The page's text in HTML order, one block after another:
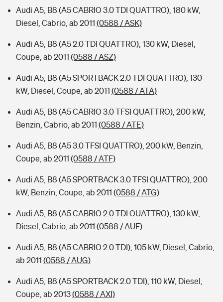
Audi A5, B8 (A5 CABRIO 3.0 TDI QUATTRO), 180 kW,
Diesel, Cabrio, ab 2011 (0588 / ASK)
Audi A5, B8 (A5 2.0 TDI QUATTRO), 130 kW, Diesel,
Coupe, ab 2011 (0588 / ASZ)
Audi A5, B8 (A5 SPORTBACK 2.0 TDI QUATTRO), 130
kW, Diesel, Coupe, ab 2011 (0588 / ATA)
Audi A5, B8 (A5 CABRIO 3.0 TFSI QUATTRO), 200 kW,
Benzin, Cabrio, ab 2011 (0588 / ATE)
Audi A5, B8 (A5 3.0 TFSI QUATTRO), 200 kW, Benzin,
Coupe, ab 2011 (0588 / ATF)
Audi A5, B8 (A5 SPORTBACK 3.0 TFSI QUATTRO), 200
kW, Benzin, Coupe, ab 2011 (0588 / ATG)
Audi A5, B8 (A5 CABRIO 2.0 TDI OUATTRO), 130 kW,
Diesel, Cabrio, ab 2011 (0588 / AUF)
Audi A5, B8 (A5 CABRIO 2.0 TDI), 105 kW, Diesel, Cabrio,
ab 2011 (0588 / AUG)
Audi A5, B8 (A5 SPORTBACK 2.0 TDI), 110 kW, Diesel,
Coupe, ab 2013(0588 / AXI)